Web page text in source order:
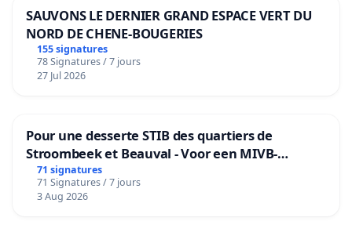
SAUVONS LE DERNIER GRAND ESPACE VERT DU
NORD DE CHENE-BOUGERIES
155 signatures
78 Signatures / 7 jours
27 Jul 2026
Pour une desserte STIB des quartiers de
Stroombeek et Beauval - Voor een MIVB-
bediening van de wijken Strombeek en Het
Voor
71 signatures
71 Signatures / 7 jours
3 Aug 2026